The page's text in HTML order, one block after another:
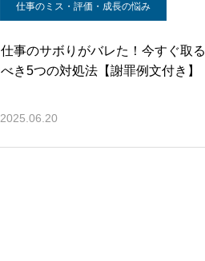
仕事のミス・評価・成長の悩み
仕事のサボりがバレた！今すぐ取る
べき5つの対処法【謝罪例文付き】
2025.06.20